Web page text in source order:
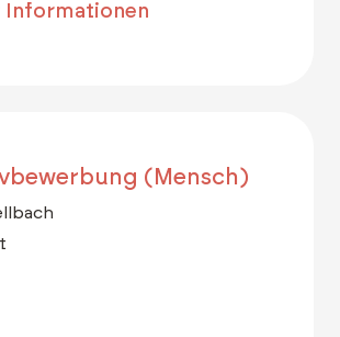
Informationen
(Mensch)